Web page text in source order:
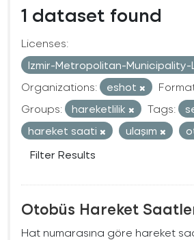
1 dataset found
Licenses:
Izmir-Metropolitan-Municipality-
Organizations:
eshot
Groups:
hareketlilik Tags:
hareket saati
ulaşım
Filter Results
Otobüs Hareket
Hat numarasına göre hareket